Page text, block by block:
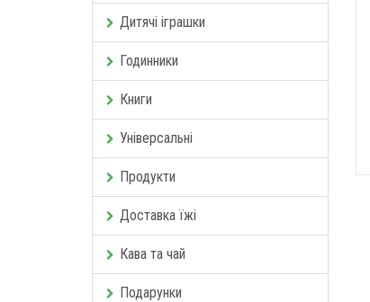
Дитячі іграшки
Годинники
Книги
Універсальні
Продукти
Доставка їжі
Кава та чай
Подарунки